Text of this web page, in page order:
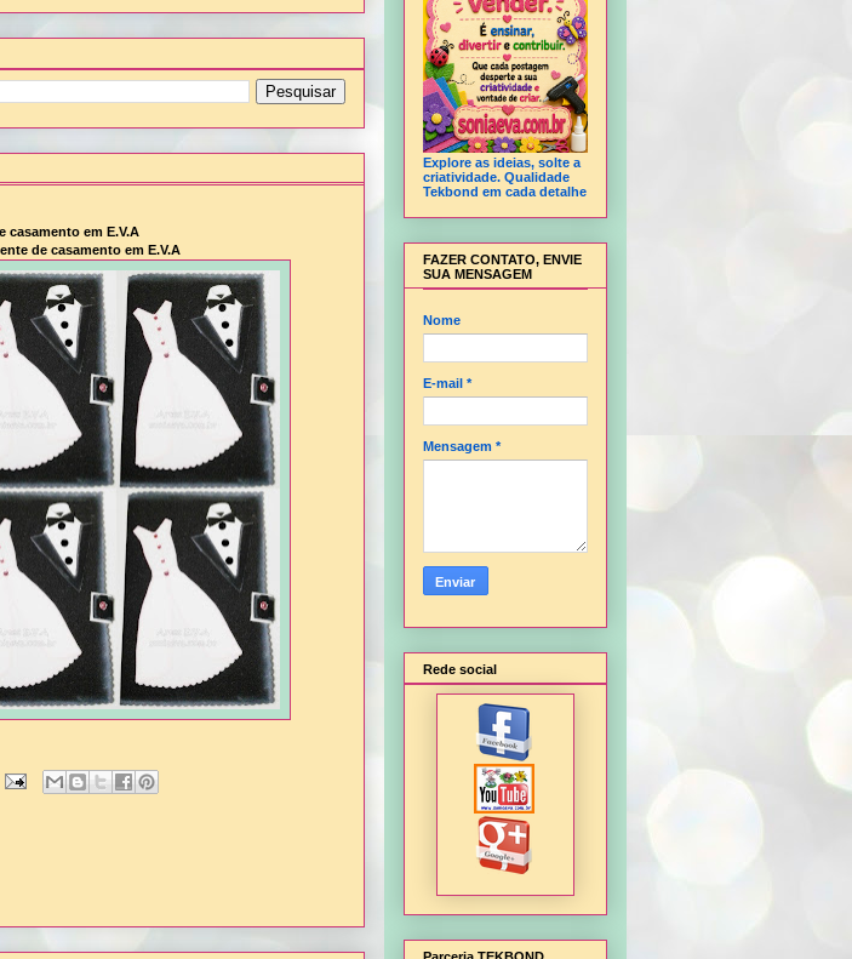
casamento em E.V.A
de casamento em E.V.A
Explore as ideias, solte a
criatividade. Qualidade
Tekbond em cada detalhe
FAZER CONTATO, ENVIE
SUA MENSAGEM
Nome
E-mail *
Mensagem *
Rede social